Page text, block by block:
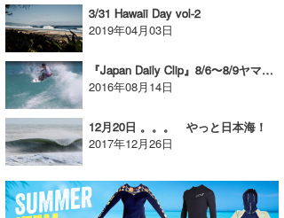
3/31 Hawaii Day vol-2
2019年04月03日
『Japan Daily Clip』8/6〜8/9ヤマナカカイキ＠四国の映像
2016年08月14日
12月20日 。。。 やっと日本海！
2017年12月26日
YUKI☆
たっちー
ハンマー
まっきー
三輪予報士
小川予報士